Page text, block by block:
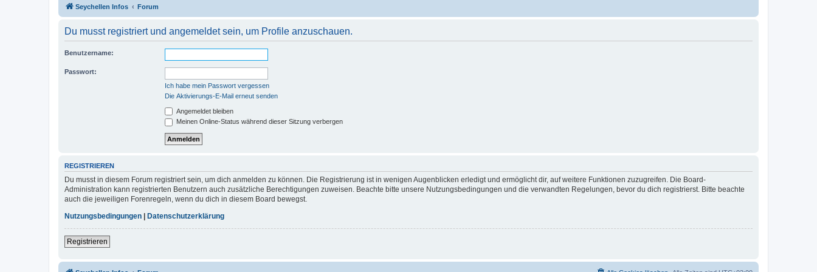
Seychellen Infos Forum
Du musst registriert und angemeldet sein, um Profile anzuschauen.
Benutzername:
Passwort:
Ich habe mein Passwort vergessen
Die Aktivierungs-E-Mail erneut senden
Angemeldet bleiben
Meinen Online-Status während dieser Sitzung verbergen
REGISTRIEREN
Du musst in diesem Forum registriert sein, um dich anmelden zu können. Die Registrierung ist in wenigen Augenblicken erledigt und ermöglicht dir, auf weitere Funktionen zuzugreifen. Die Board-
Administration kann registrierten Benutzern auch zusätzliche Berechtigungen zuweisen. Beachte bitte unsere Nutzungsbedingungen und die verwandten Regelungen, bevor du dich registrierst. Bitte beachte
auch die jeweiligen Forenregeln, wenn du dich in diesem Board bewegst.
Nutzungsbedingungen
Datenschutzerklärung
Registrieren